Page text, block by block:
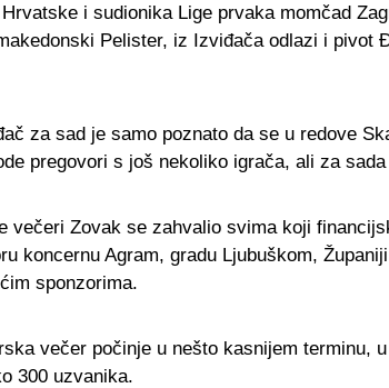
i sudionika Lige prvaka momčad
Pelister, iz Izviđača odlazi i
za sad je samo poznato da se u redove
pregovori s još nekoliko igrača, ali za
večeri Zovak se zahvalio svima koji
koncernu Agram, gradu Ljubuškom,
sponzorima.
večer počinje u nešto kasnijem terminu,
300 uzvanika.